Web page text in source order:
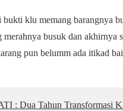
bukti klu memang barangnya
merahnya busuk dan akhirnya
pun belumm ada itikad
: Dua Tahun Transformasi